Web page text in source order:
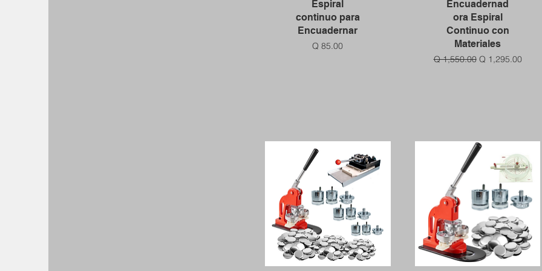
Vista rápida
Espiral
continuo para
Encuadernar
Precio
Q 85.00
Vista rápida
Encuadernad
ora Espiral
Continuo con
Materiales
Precio
Q 1,550.00 Precio de oferta
Q 1,295.00